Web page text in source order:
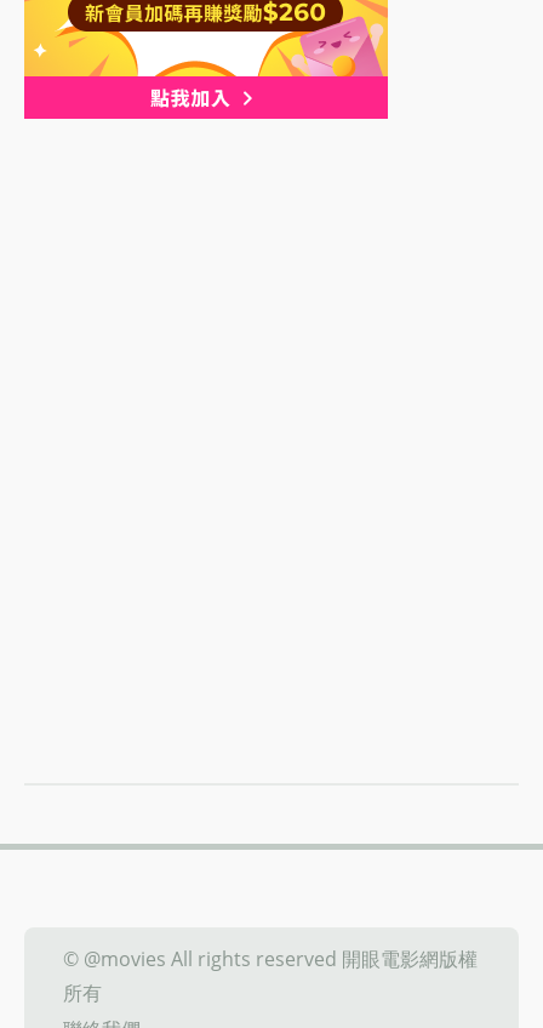
© @movies All rights reserved 開眼電影網版權
所有